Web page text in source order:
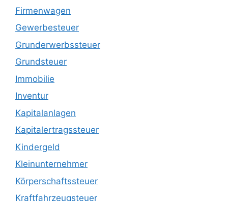
Firmenwagen
Gewerbesteuer
Grunderwerbssteuer
Grundsteuer
Immobilie
Inventur
Kapitalanlagen
Kapitalertragssteuer
Kindergeld
Kleinunternehmer
Körperschaftssteuer
Kraftfahrzeugsteuer